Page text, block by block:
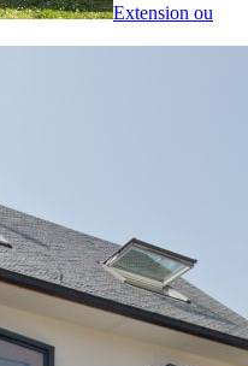
Extension ou